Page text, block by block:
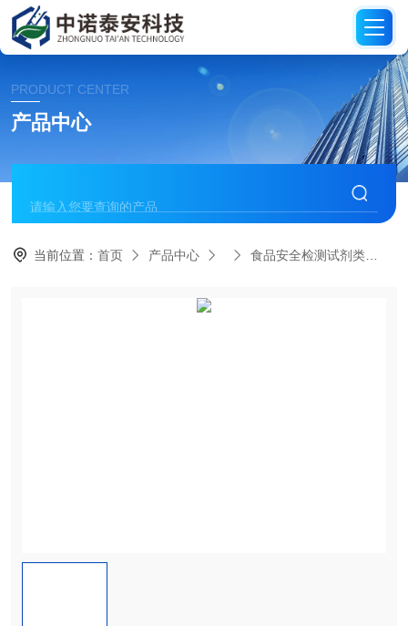
PRODUCT CENTER
产品中心
当前位置：首页 产品中心 食品安全检测试剂类